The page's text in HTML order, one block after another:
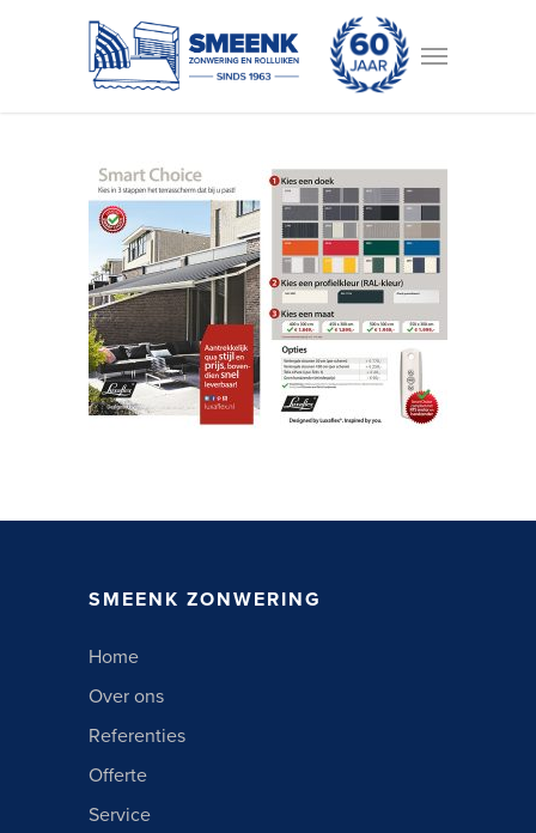
SMEENK ZONWERING
Home
Over ons
Referenties
Offerte
Service